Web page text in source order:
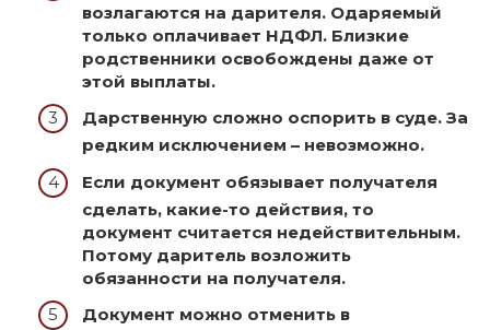
возлагаются на дарителя. Одаряемый
только оплачивает НДФЛ. Близкие
родственники освобождены даже от
этой выплаты.
Дарственную сложно оспорить в суде. За
редким исключением – невозможно.
Если документ обязывает получателя
сделать, какие-то действия, то
документ считается недействительным.
Потому даритель возложить
обязанности на получателя.
Документ можно отменить в